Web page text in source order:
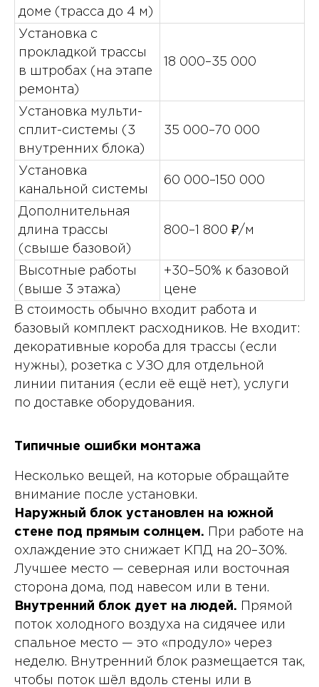
доме (трасса до 4 м)
Установка с
прокладкой трассы
в штробах (на этапе
ремонта)
18 000–35 000
Установка мульти-
сплит-системы (3
внутренних блока)
35 000–70 000
Установка
канальной системы
60 000–150 000
Дополнительная
длина трассы
(свыше базовой)
800–1 800 ₽/м
Высотные работы
(выше 3 этажа)
+30–50% к базовой
цене
В стоимость обычно входит работа и
базовый комплект расходников. Не входит:
декоративные короба для трассы (если
нужны), розетка с УЗО для отдельной
линии питания (если её ещё нет), услуги
по доставке оборудования.
Типичные ошибки монтажа
Несколько вещей, на которые обращайте
внимание после установки.
Наружный блок установлен на южной
стене под прямым солнцем. При работе на
охлаждение это снижает КПД на 20–30%.
Лучшее место — северная или восточная
сторона дома, под навесом или в тени.
Внутренний блок дует на людей. Прямой
поток холодного воздуха на сидячее или
спальное место — это «продуло» через
неделю. Внутренний блок размещается так,
чтобы поток шёл вдоль стены или в